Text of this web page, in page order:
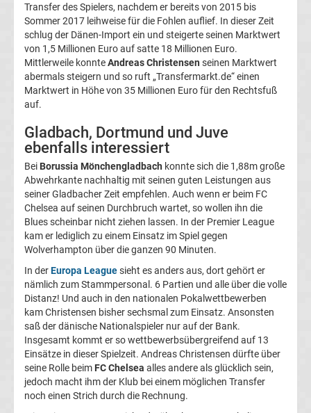
Lig
Internat.
Fußball
Youth
League
Fußball
Fußball
EM
Frauenfußball
Amateurfußball
Transfer des Spielers, nachdem er bereits von 2015 bis
Sommer 2017 leihweise für die Fohlen auflief. In dieser Zeit
schlug der Dänen-Import ein und steigerte seinen Marktwert
von 1,5 Millionen Euro auf satte 18 Millionen Euro.
Mittlerweile konnteAndreas Christensen seinen Marktwert
abermals steigern und so ruft „Transfermarkt.de“ einen
Marktwert in Höhe von 35 Millionen Euro für den Rechtsfuß
auf.
Gladbach, Dortmund und Juve
ebenfalls interessiert
Bei Borussia Mönchengladbach konnte sich die 1,88m große
Abwehrkante nachhaltig mit seinen guten Leistungen aus
seiner Gladbacher Zeit empfehlen. Auch wenn er beim FC
Chelsea auf seinen Durchbruch wartet, so wollen ihn die
Blues scheinbar nicht ziehen lassen. In der Premier League
kam er lediglich zu einem Einsatz im Spiel gegen
Wolverhampton über die ganzen 90 Minuten.
In derEuropa Leaguesieht es anders aus, dort gehört er
nämlich zum Stammpersonal. 6 Partien und alle über die volle
Distanz! Und auch in den nationalen Pokalwettbewerben
kam Christensen bisher sechsmal zum Einsatz. Ansonsten
saß der dänische Nationalspieler nur auf der Bank.
Insgesamt kommt er so wettbewerbsübergreifend auf 13
Einsätze in dieser Spielzeit. Andreas Christensen dürfte über
seine Rolle beim FC Chelsea alles andere als glücklich sein,
jedoch macht ihm der Klub bei einem möglichen Transfer
noch einen Strich durch die Rechnung.